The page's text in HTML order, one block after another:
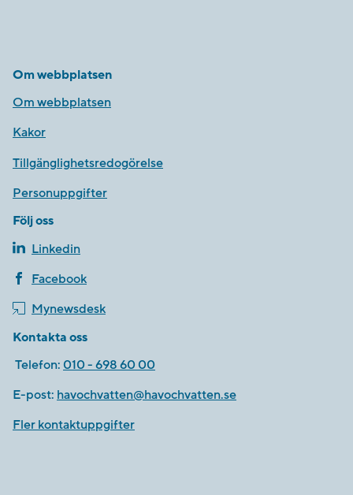
Om webbplatsen
Om webbplatsen
Kakor
Tillgänglighetsredogörelse
Personuppgifter
Följ oss
Linkedin
Facebook
Mynewsdesk
Kontakta oss
Telefon: 010 - 698 60 00
E-post: havochvatten@havochvatten.se
Fler kontaktuppgifter